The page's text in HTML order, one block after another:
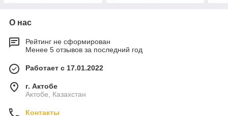
О нас
Рейтинг не сформирован
Менее 5 отзывов за последний год
Работает с 17.01.2022
г. Актобе
Актобе, Казахстан
Контакты